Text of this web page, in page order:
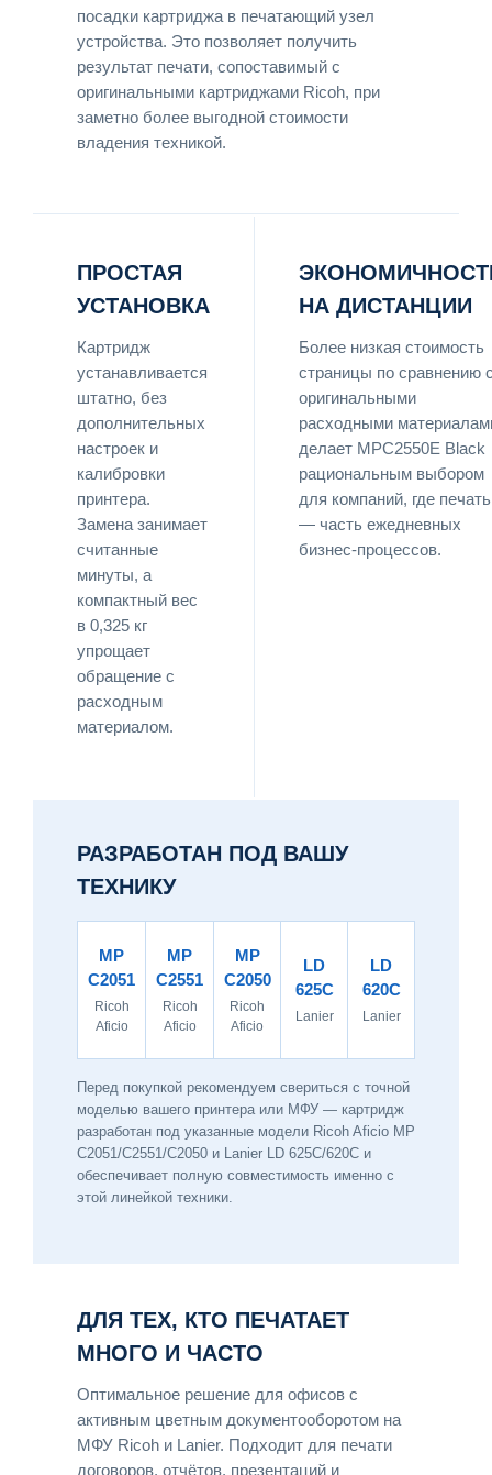
посадки картриджа в печатающий узел
устройства. Это позволяет получить
результат печати, сопоставимый с
оригинальными картриджами Ricoh, при
заметно более выгодной стоимости
владения техникой.
ПРОСТАЯ
УСТАНОВКА
Картридж
устанавливается
штатно, без
дополнительных
настроек и
калибровки
принтера.
Замена занимает
считанные
минуты, а
компактный вес
в 0,325 кг
упрощает
обращение с
расходным
материалом.
НА ДИСТАНЦИИ
Более низкая стоимость
страницы по сравнению
оригинальными
расходными
делает MPC2550E Black
рациональным выбором
для компаний, где печать
— часть ежедневных
бизнес-процессов.
РАЗРАБОТАН ПОД ВАШУ
ТЕХНИКУ
MP
C2051
Ricoh
Aficio
MP
C2551
Ricoh
Aficio
MP
C2050
Ricoh
Aficio
LD
625C
Lanier
LD
620C
Lanier
Перед покупкой рекомендуем свериться с точной
моделью вашего принтера или МФУ — картридж
разработан под указанные модели Ricoh Aficio MP
C2051/C2551/C2050 и Lanier LD 625C/620C и
обеспечивает полную совместимость именно с
этой линейкой техники.
ДЛЯ ТЕХ, КТО ПЕЧАТАЕТ
МНОГО И ЧАСТО
Оптимальное решение для офисов с
активным цветным документооборотом на
МФУ Ricoh и Lanier. Подходит для печати
договоров, отчётов, презентаций и